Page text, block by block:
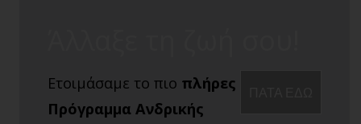
Ετοιμάσαμε το πιο πλήρες
Πρόγραμμα Ανδρικής